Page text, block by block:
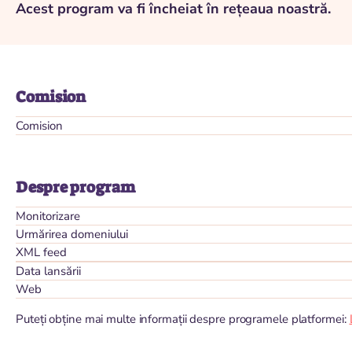
Acest program va fi încheiat în rețeaua noastră.
Comision
Comision
Despre program
Monitorizare
Urmărirea domeniului
XML feed
Data lansării
Web
Puteți obține mai multe informații despre programele platformei: